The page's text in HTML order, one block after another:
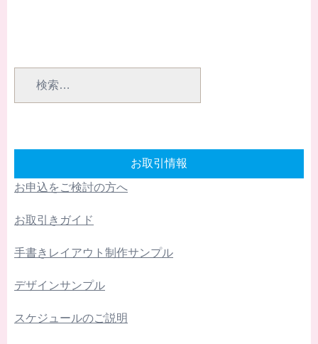
お取引情報
お申込をご検討の方へ
お取引きガイド
手書きレイアウト制作サンプル
デザインサンプル
スケジュールのご説明